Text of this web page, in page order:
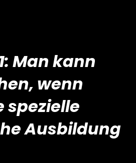
Man kann
wenn
spezielle
Ausbildung